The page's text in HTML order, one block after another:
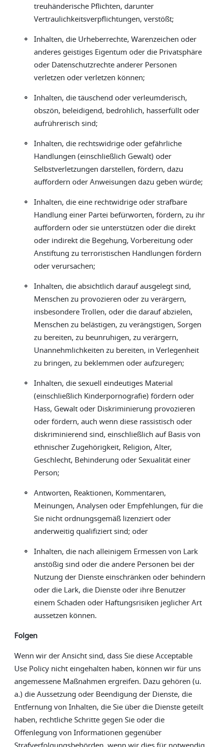
treuhänderische Pflichten, darunter
Vertraulichkeitsverpflichtungen, verstößt;
◦ Inhalten, die Urheberrechte, Warenzeichen oder
anderes geistiges Eigentum oder die Privatsphäre
oder Datenschutzrechte anderer Personen
verletzen oder verletzen können;
◦ Inhalten, die täuschend oder verleumderisch,
obszön, beleidigend, bedrohlich, hasserfüllt oder
aufrührerisch sind;
◦ Inhalten, die rechtswidrige oder gefährliche
Handlungen (einschließlich Gewalt) oder
Selbstverletzungen darstellen, fördern, dazu
auffordern oder Anweisungen dazu geben würde;
◦ Inhalten, die eine rechtwidrige oder strafbare
Handlung einer Partei befürworten, fördern, zu ihr
auffordern oder sie unterstützen oder die direkt
oder indirekt die Begehung, Vorbereitung oder
Anstiftung zu terroristischen Handlungen fördern
oder verursachen;
◦ Inhalten, die absichtlich darauf ausgelegt sind,
Menschen zu provozieren oder zu verärgern,
insbesondere Trollen, oder die darauf abzielen,
Menschen zu belästigen, zu verängstigen, Sorgen
zu bereiten, zu beunruhigen, zu verärgern,
Unannehmlichkeiten zu bereiten, in Verlegenheit
zu bringen, zu beklemmen oder aufzuregen;
◦ Inhalten, die sexuell eindeutiges Material
(einschließlich Kinderpornografie) fördern oder
Hass, Gewalt oder Diskriminierung provozieren
oder fördern, auch wenn diese rassistisch oder
diskriminierend sind, einschließlich auf Basis von
ethnischer Zugehörigkeit, Religion, Alter,
Geschlecht, Behinderung oder Sexualität einer
Person;
◦ Antworten, Reaktionen, Kommentaren,
Meinungen, Analysen oder Empfehlungen, für die
Sie nicht ordnungsgemäß lizenziert oder
anderweitig qualifiziert sind; oder
◦ Inhalten, die nach alleinigem Ermessen von Lark
anstößig sind oder die andere Personen bei der
Nutzung der Dienste einschränken oder behindern
oder die Lark, die Dienste oder ihre Benutzer
einem Schaden oder Haftungsrisiken jeglicher Art
aussetzen können.
Folgen
Wenn wir der Ansicht sind, dass Sie diese Acceptable
Use Policy nicht eingehalten haben, können wir für uns
angemessene Maßnahmen ergreifen. Dazu gehören (u.
a.) die Aussetzung oder Beendigung der Dienste, die
Entfernung von Inhalten, die Sie über die Dienste geteilt
haben, rechtliche Schritte gegen Sie oder die
Offenlegung von Informationen gegenüber